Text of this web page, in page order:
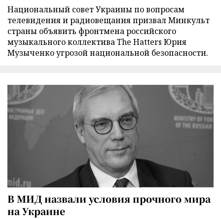
Национальный совет Украины по вопросам
телевидения и радиовещания призвал Минкульт
страны объявить фронтмена российского
музыкального коллектива The Hatters Юрия
Музыченко угрозой национальной безопасности.
В МИД назвали условия прочного мира
на Украине